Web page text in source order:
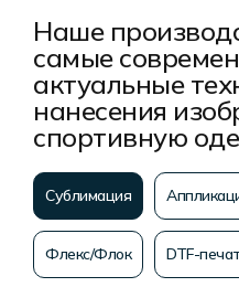
Наше
самые
актуальные
нанесения
спортивную
Сублимация
Флекс/Флок DTF-